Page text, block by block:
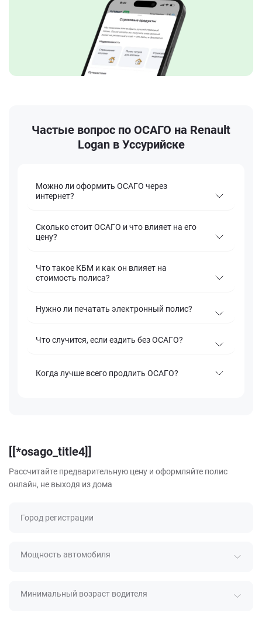
Частые вопрос по ОСАГО на Renault
Logan в Уссурийске
Можно ли оформить ОСАГО через
интернет?
Сколько стоит ОСАГО и что влияет на его
цену?
Что такое КБМ и как он влияет на
стоимость полиса?
Нужно ли печатать электронный полис?
Что случится, если ездить без ОСАГО?
Когда лучше всего продлить ОСАГО?
[[*osago_title4]]
Рассчитайте предварительную цену и оформляйте полис
онлайн, не выходя из дома
Город регистрации
Мощность автомобиля
Минимальный возраст водителя